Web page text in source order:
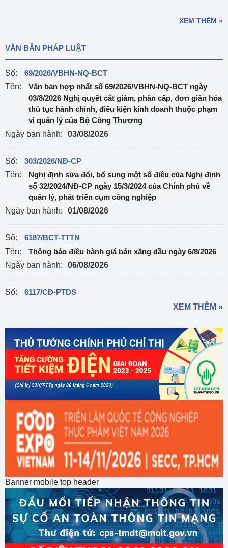
XEM THÊM »
VĂN BẢN PHÁP LUẬT
Số:
69/2026/VBHN-NQ-BCT
Tên:
Văn bản hợp nhất số 69/2026/VBHN-NQ-BCT ngày
03/8/2026 Nghị quyết cắt giảm, phân cấp, đơn giản hóa
thủ tục hành chính, điều kiện kinh doanh thuộc phạm
vi quản lý của Bộ Công Thương
Ngày ban hành:
03/08/2026
Số:
303/2026/NĐ-CP
Tên:
Nghị định sửa đổi, bổ sung một số điều của Nghị định
số 32/2024/NĐ-CP ngày 15/3/2024 của Chính phủ về
quản lý, phát triển cụm công nghiệp
Ngày ban hành:
01/08/2026
Số:
6187/BCT-TTTN
Tên:
Thông báo điều hành giá bán xăng dầu ngày 6/8/2026
Ngày ban hành:
06/08/2026
Số:
6117/CĐ-PTDS
Công điện về việc chủ động ứng phó với mưa lớn, lũ,
Ngày ban hành: 04/08/2026
XEM THÊM »
Banner mobile top header